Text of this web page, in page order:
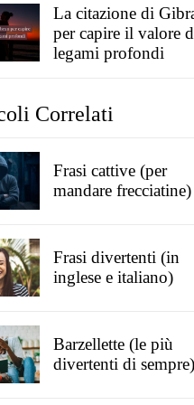
La citazione di
per capire il valore
legami profondi
Correlati
Frasi cattive (per
mandare frecciatine)
Frasi divertenti (in
inglese e italiano)
Barzellette (le più
divertenti di sempre)